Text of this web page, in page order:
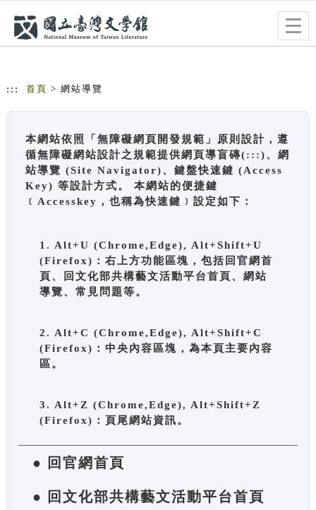
::: 首頁 > 網站導覽
本網站依照「無障礙網頁開發規範」原則設計，遵
循無障礙網站設計之規範提供網頁導盲磚(:::)、網
站導覽 (Site Navigator)、鍵盤快速鍵 (Access
Key) 等設計方式。 本網站的便捷鍵
﹝Accesskey，也稱為快速鍵﹞設定如下：
1. Alt+U (Chrome,Edge), Alt+Shift+U
(Firefox)：右上方功能區塊，包括回官網首
頁、回文化部共構藝文活動平台首頁、網站
導覽、常見問題等。
2. Alt+C (Chrome,Edge), Alt+Shift+C
(Firefox)：中央內容區塊，為本頁主要內容
區。
3. Alt+Z (Chrome,Edge), Alt+Shift+Z
(Firefox)：頁尾網站資訊。
● 回官網首頁
● 回文化部共構藝文活動平台首頁